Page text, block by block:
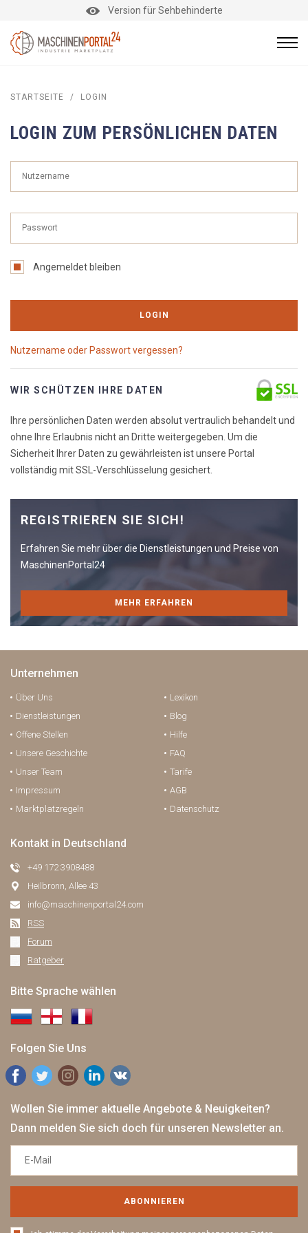
Version für Sehbehinderte
STARTSEITE / LOGIN
LOGIN ZUM PERSÖNLICHEN DATEN
Angemeldet bleiben
LOGIN
Nutzername oder Passwort vergessen?
WIR SCHÜTZEN IHRE DATEN
Ihre persönlichen Daten werden absolut vertraulich behandelt und
ohne Ihre Erlaubnis nicht an Dritte weitergegeben. Um die
Sicherheit Ihrer Daten zu gewährleisten ist unsere Portal
vollständig mit SSL-Verschlüsselung gesichert.
REGISTRIEREN SIE SICH!
Erfahren Sie mehr über die Dienstleistungen und Preise von
MaschinenPortal24
MEHR ERFAHREN
Unternehmen
Über Uns
Dienstleistungen
Offene Stellen
Unsere Geschichte
Unser Team
Impressum
Marktplatzregeln
Lexikon
Blog
Hilfe
FAQ
Tarife
AGB
Datenschutz
Kontakt in Deutschland
+49 172 3908488
Heilbronn, Allee 43
info@maschinenportal24.сom
RSS
Forum
Ratgeber
Bitte Sprache wählen
Folgen Sie Uns
Wollen Sie immer aktuelle Angebote & Neuigkeiten?
Dann melden Sie sich doch für unseren Newsletter an.
ABONNIEREN